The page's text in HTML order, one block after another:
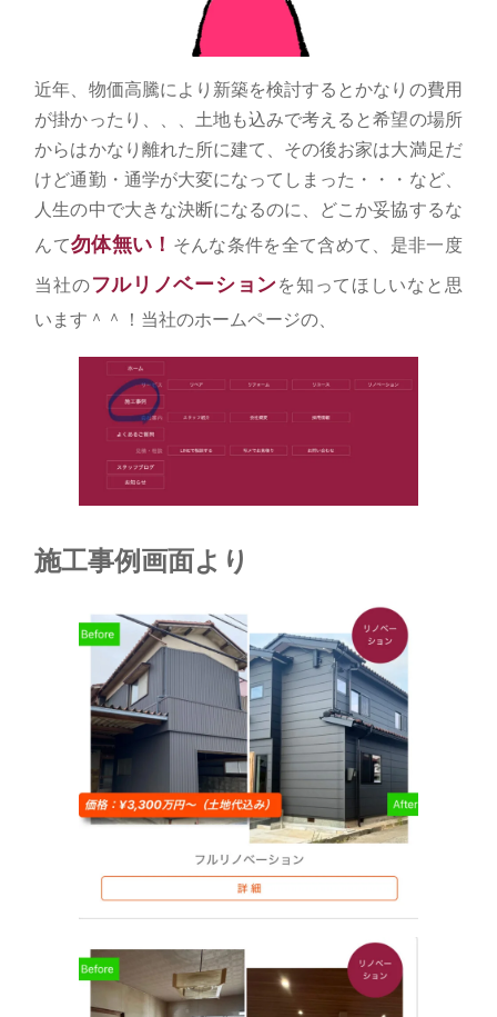
近年、物価高騰により新築を検討するとかなりの費用
が掛かったり、、、土地も込みで考えると希望の場所
からはかなり離れた所に建て、その後お家は大満足だ
けど通勤・通学が大変になってしまった・・・など、
人生の中で大きな決断になるのに、どこか妥協するな
んて勿体無い！ そんな条件を全て含めて、是非一度
当社のフルリノベーションを知ってほしいなと思
います＾＾！当社のホームページの、
施工事例画面より